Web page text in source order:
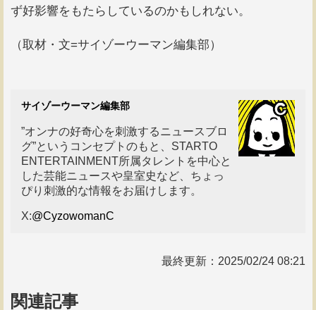
ず好影響をもたらしているのかもしれない。
（取材・文=サイゾーウーマン編集部）
サイゾーウーマン編集部
”オンナの好奇心を刺激するニュースブロ
グ”というコンセプトのもと、STARTO
ENTERTAINMENT所属タレントを中心と
した芸能ニュースや皇室史など、ちょっ
ぴり刺激的な情報をお届けします。
X:@CyzowomanC
最終更新： 2025/02/24 08:21
関連記事